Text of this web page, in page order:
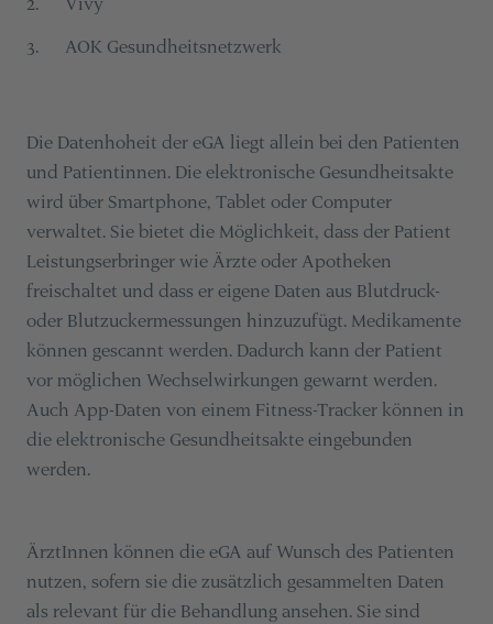
3. AOK Gesundheitsnetzwerk
Die Datenhoheit der eGA liegt allein bei den Patienten
und Patientinnen. Die elektronische Gesundheitsakte
wird über Smartphone, Tablet oder Computer
verwaltet. Sie bietet die Möglichkeit, dass der Patient
Leistungserbringer wie Ärzte oder Apotheken
freischaltet und dass er eigene Daten aus Blutdruck-
oder Blutzuckermessungen hinzuzufügt. Medikamente
können gescannt werden. Dadurch kann der Patient
vor möglichen Wechselwirkungen gewarnt werden.
Auch App-Daten von einem Fitness-Tracker können in
die elektronische Gesundheitsakte eingebunden
werden.
ÄrztInnen können die eGA auf Wunsch des Patienten
nutzen, sofern sie die zusätzlich gesammelten Daten
als relevant für die Behandlung ansehen. Sie sind